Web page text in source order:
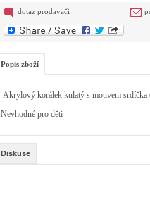
dotaz prodavači
Popis zboží
Akrylový korálek kulatý s motivem
Nevhodné pro děti
Diskuse